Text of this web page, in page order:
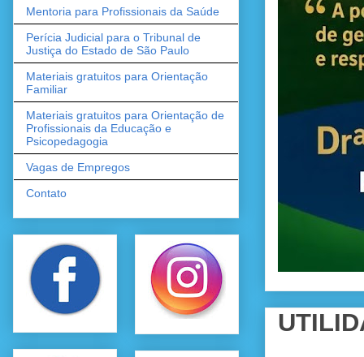
Mentoria para Profissionais da Saúde
Perícia Judicial para o Tribunal de
Justiça do Estado de São Paulo
Materiais gratuitos para Orientação
Familiar
Materiais gratuitos para Orientação de
Profissionais da Educação e
Psicopedagogia
Vagas de Empregos
Contato